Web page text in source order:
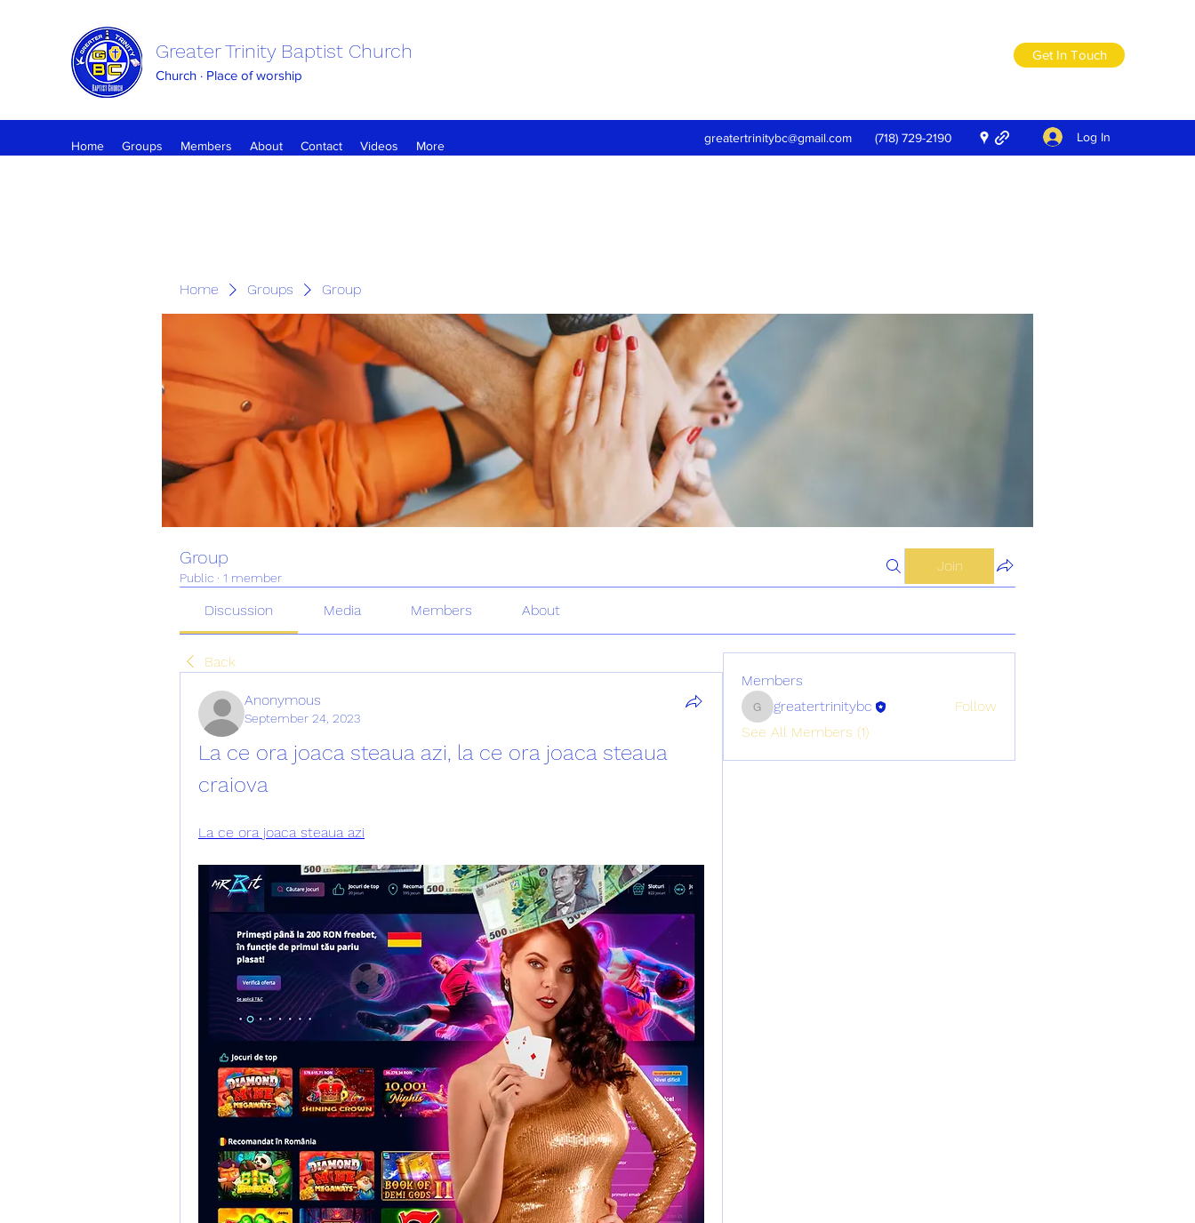
Greater Trinity Baptist Church
Church · Place of worship
Get In Touch
Home Groups Members About Contact Videos More
greatertrinitybc@gmail.com (718) 729-2190 Log In
Home Groups Group
Group
Public · 1 member
Join
Discussion Media Members About
Back
Anonymous
September 24, 2023
La ce ora joaca steaua azi, la ce ora joaca steaua
craiova
La ce ora joaca steaua azi
Members
greatertrinitybc
greatertrinitybc
Follow
See All Members (1)